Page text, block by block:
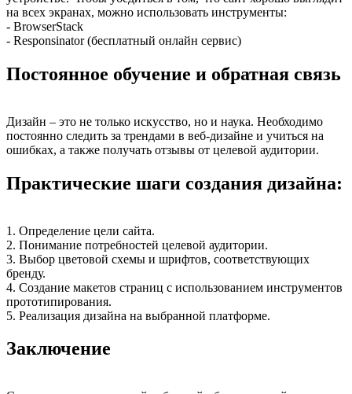
на всех экранах, можно использовать инструменты:
- BrowserStack
- Responsinator (бесплатный онлайн сервис)
Постоянное обучение и обратная связь
Дизайн – это не только искусство, но и наука. Необходимо
постоянно следить за трендами в веб-дизайне и учиться на
ошибках, а также получать отзывы от целевой аудитории.
Практические шаги создания дизайна:
1. Определение цели сайта.
2. Понимание потребностей целевой аудитории.
3. Выбор цветовой схемы и шрифтов, соответствующих
бренду.
4. Создание макетов страниц с использованием инструментов
прототипирования.
5. Реализация дизайна на выбранной платформе.
Заключение